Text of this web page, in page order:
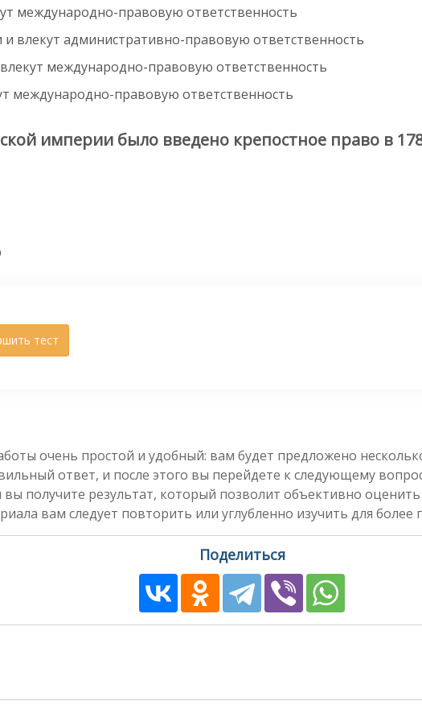
международно-правовую ответственность
влекут административно-правовую ответственность
международно-правовую ответственность
международно-правовую ответственность
империи было введено крепостное право в
тест
очень простой и удобный: вам будет предложено
ответ, и после этого вы перейдете к следующему
вы получите результат, который позволит объективно
вам следует повторить или углубленно изучить для более
Поделиться